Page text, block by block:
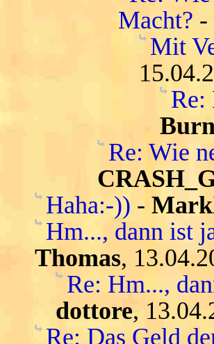
Macht? -
Mit
Re:
Re: Wie
Haha:-)) -
Hm..., dann ist
Thomas,
Re: Hm...,
dottore,
Re: Das Geld